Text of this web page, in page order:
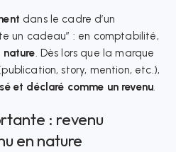
dans le cadre d’un
un cadeau” : en comptabilité,
nature. Dès lors que la marque
story, mention, etc.),
et déclaré comme un revenu.
: revenu
en nature